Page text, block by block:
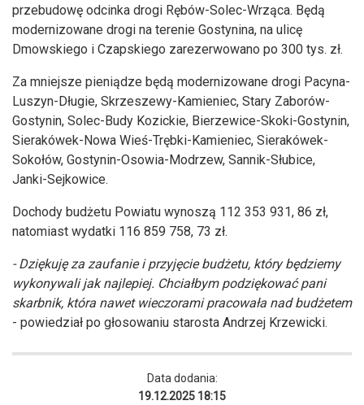
przebudowę odcinka drogi Rębów-Solec-Wrząca. Będą
modernizowane drogi na terenie Gostynina, na ulicę
Dmowskiego i Czapskiego zarezerwowano po 300 tys. zł.
Za mniejsze pieniądze będą modernizowane drogi Pacyna-
Luszyn-Długie, Skrzeszewy-Kamieniec, Stary Zaborów-
Gostynin, Solec-Budy Kozickie, Bierzewice-Skoki-Gostynin,
Sierakówek-Nowa Wieś-Trębki-Kamieniec, Sierakówek-
Sokołów, Gostynin-Osowia-Modrzew, Sannik-Słubice,
Janki-Sejkowice.
Dochody budżetu Powiatu wynoszą 112 353 931, 86 zł,
natomiast wydatki 116 859 758, 73 zł.
- Dziękuję za zaufanie i przyjęcie budżetu, który będziemy
wykonywali jak najlepiej. Chciałbym podziękować pani
skarbnik, która nawet wieczorami pracowała nad budżetem
- powiedział po głosowaniu starosta Andrzej Krzewicki.
Data dodania:
19.12.2025 18:15